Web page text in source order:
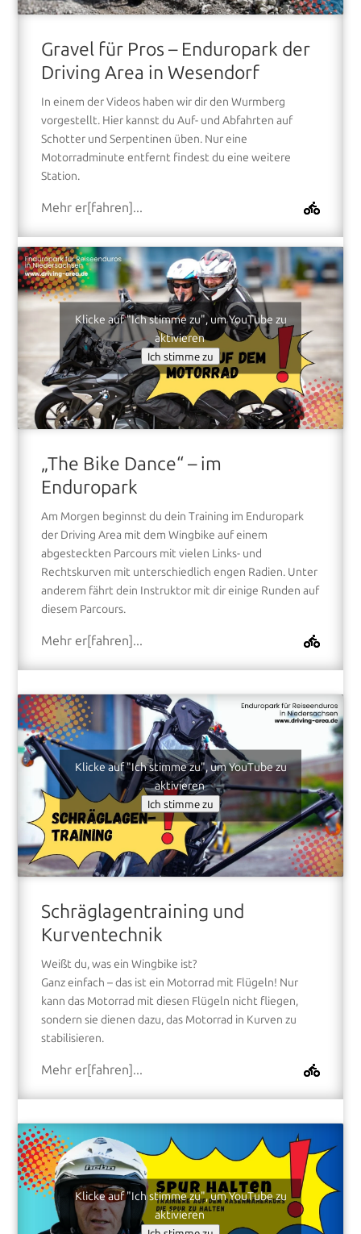
Gravel für Pros – Enduropark der
Driving Area in Wesendorf
In einem der Videos haben wir dir den Wurmberg
vorgestellt. Hier kannst du Auf- und Abfahrten auf
Schotter und Serpentinen üben. Nur eine
Motorradminute entfernt findest du eine weitere
Station.
Mehr er[fahren]...
Klicke auf "Ich stimme zu", um YouTube zu
aktivieren
Ich stimme zu
„The Bike Dance“ – im
Enduropark
Am Morgen beginnst du dein Training im Enduropark
der Driving Area mit dem Wingbike auf einem
abgesteckten Parcours mit vielen Links- und
Rechtskurven mit unterschiedlich engen Radien. Unter
anderem fährt dein Instruktor mit dir einige Runden auf
diesem Parcours.
Mehr er[fahren]...
Klicke auf "Ich stimme zu", um YouTube zu
aktivieren
Ich stimme zu
Schräglagentraining und
Kurventechnik
Weißt du, was ein Wingbike ist?
Ganz einfach – das ist ein Motorrad mit Flügeln! Nur
kann das Motorrad mit diesen Flügeln nicht fliegen,
sondern sie dienen dazu, das Motorrad in Kurven zu
stabilisieren.
Mehr er[fahren]...
Klicke auf "Ich stimme zu", um YouTube zu
aktivieren